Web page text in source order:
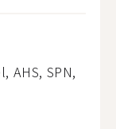
AHS, SPN,